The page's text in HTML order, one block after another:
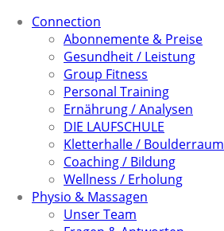
Connection
Abonnemente & Preise
Gesundheit / Leistung
Group Fitness
Personal Training
Ernährung / Analysen
DIE LAUFSCHULE
Kletterhalle / Boulderraum
Coaching / Bildung
Wellness / Erholung
Physio & Massagen
Unser Team